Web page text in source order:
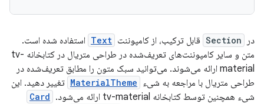
در Section قابل ترکیب، از کامپوننت Text استفاده شده است.
متن و سایر کامپوننت‌های تعریف‌شده در طراحی متریال در کتابخانه tv-
material ارائه می‌شوند. می‌توانید سبک متون را مطابق تعریف‌شده در
طراحی متریال با مراجعه به شیء
MaterialTheme تغییر دهید. این
شیء همچنین توسط کتابخانه tv-material ارائه می‌شود.
Card